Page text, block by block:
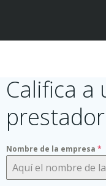
Califica a
Nombre de la empresa *